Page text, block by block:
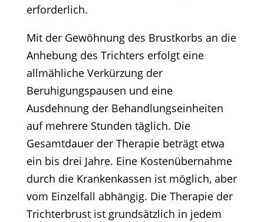
erforderlich.
Mit der Gewöhnung des Brustkorbs an die
Anhebung des Trichters erfolgt eine
allmähliche Verkürzung der
Beruhigungspausen und eine
Ausdehnung der Behandlungseinheiten
auf mehrere Stunden täglich. Die
Gesamtdauer der Therapie beträgt etwa
ein bis drei Jahre. Eine Kostenübernahme
durch die Krankenkassen ist möglich, aber
vom Einzelfall abhängig. Die Therapie der
Trichterbrust ist grundsätzlich in jedem